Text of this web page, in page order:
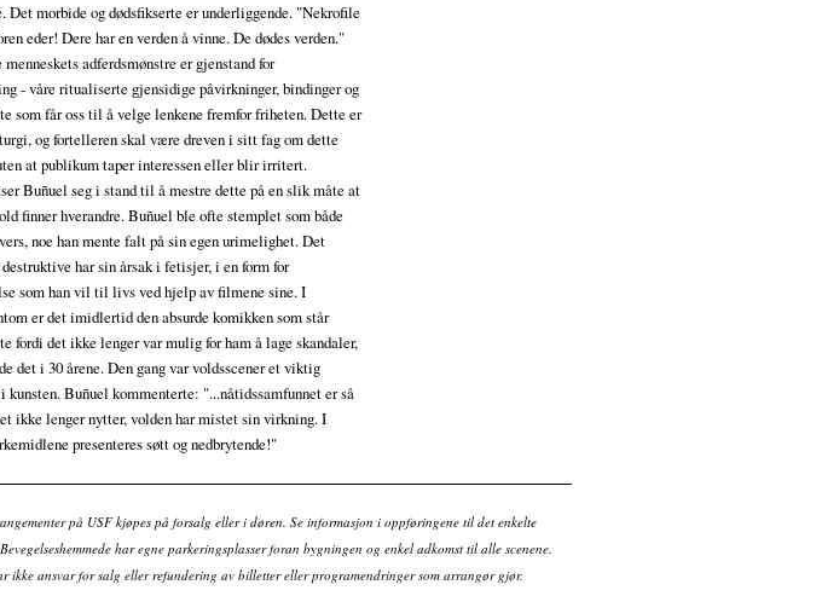
Det morbide og dødsfikserte er underliggende. "Nekrofile
eder! Dere har en verden å vinne. De dødes verden."
menneskets adferdsmønstre er gjenstand for
- våre ritualiserte gjensidige påvirkninger, bindinger og
som får oss til å velge lenkene fremfor friheten. Dette er
og fortelleren skal være dreven i sitt fag om dette
at publikum taper interessen eller blir irritert.
Buñuel seg i stand til å mestre dette på en slik måte at
finner hverandre. Buñuel ble ofte stemplet som både
noe han mente falt på sin egen urimelighet. Det
har sin årsak i fetisjer, i en form for
som han vil til livs ved hjelp av filmene sine. I
er det imidlertid den absurde komikken som står
fordi det ikke lenger var mulig for ham å lage skandaler,
det i 30 årene. Den gang var voldsscener et viktig
Buñuel kommenterte: "...nåtidssamfunnet er så
ikke lenger nytter, volden har mistet sin virkning. I
presenteres søtt og nedbrytende!"
på USF kjøpes på forsalg eller i døren. Se informasjon i oppføringene til det enkelte
har egne parkeringsplasser foran bygningen og enkel adkomst til alle scenene.
ikke ansvar for salg eller refundering av billetter eller programendringer som arrangør gjør.